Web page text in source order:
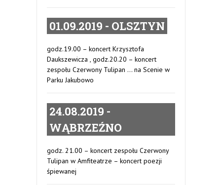
01.09.2019 - OLSZTYN
godz.19.00 – koncert Krzysztofa
Daukszewicza , godz.20.20 – koncert
zespołu Czerwony Tulipan … na Scenie w
Parku Jakubowo
24.08.2019 -
WĄBRZEŹNO
godz. 21.00 – koncert zespołu Czerwony
Tulipan w Amfiteatrze – koncert poezji
śpiewanej